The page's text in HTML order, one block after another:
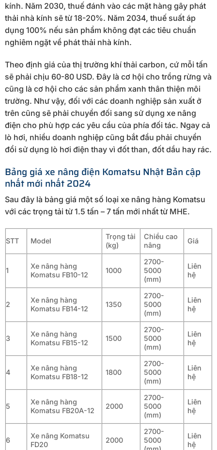
kính. Năm 2030, thuế đánh vào các mặt hàng gây phát
thải nhà kính sẽ từ 18-20%. Năm 2034, thuế suất áp
dụng 100% nếu sản phẩm không đạt các tiêu chuẩn
nghiêm ngặt về phát thải nhà kính.
Theo định giá của thị trường khí thải carbon, cứ mỗi tấn
sẽ phải chịu 60-80 USD. Đây là cơ hội cho trồng rừng và
cũng là cơ hội cho các sản phẩm xanh thân thiện môi
trường. Như vậy, đối với các doanh nghiệp sản xuất ở
trên cũng sẽ phải chuyển đối sang sử dụng xe nâng
điện cho phù hợp các yêu cầu của phía đối tác. Ngay cả
lò hơi, nhiều doanh nghiệp cũng bắt đầu phải chuyển
đổi sử dụng lò hơi điện thay vì đốt than, đốt dầu hay rác.
Bảng giá xe nâng điện Komatsu Nhật Bản cập
nhất mới nhất 2024
Sau đây là bảng giá một số loại xe nâng hàng Komatsu
với các trọng tải từ 1.5 tấn – 7 tấn mới nhất từ MHE.
STT Model
Trọng tải
(kg)
Chiều cao
nâng
Giá
1
Xe nâng hàng
Komatsu FB10-12
1000
2700-
5000
(mm)
Liên
hệ
2
Xe nâng hàng
Komatsu FB14-12
1350
2700-
5000
(mm)
Liên
hệ
3
Xe nâng hàng
Komatsu FB15-12
1500
2700-
5000
(mm)
Liên
hệ
4
Xe nâng hàng
Komatsu FB18-12
1800
2700-
5000
(mm)
Liên
hệ
5
Xe nâng hàng
Komatsu FB20A-12
2000
2700-
5000
(mm)
Liên
hệ
6
Xe nâng Komatsu
FD20
2000
2700-
5000
Liên
hệ